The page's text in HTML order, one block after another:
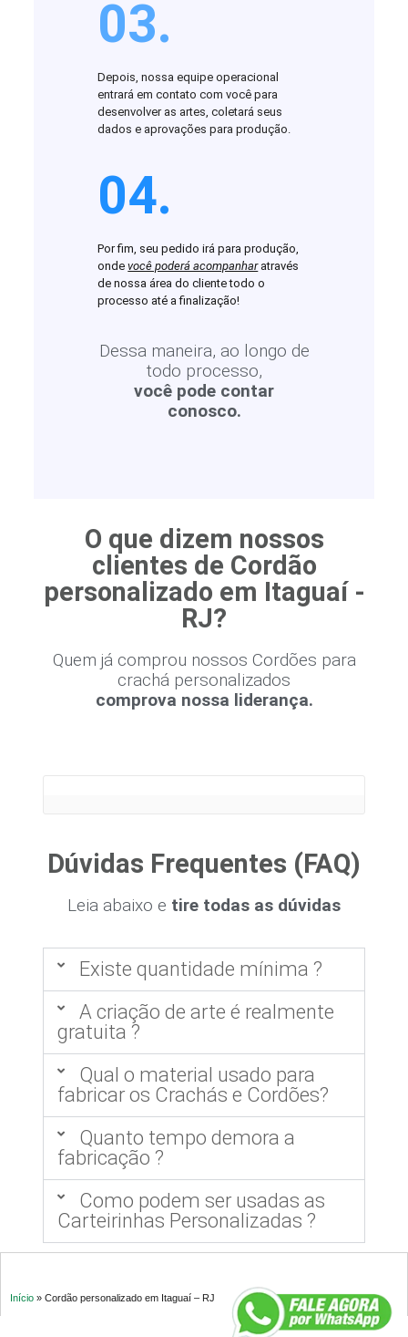
03.
Depois, nossa equipe operacional
entrará em contato com você para
desenvolver as artes, coletará seus
dados e aprovações para produção.
04.
Por fim, seu pedido irá para produção,
ondevocê poderá acompanharatravés
de nossa área do cliente todo o
processo até a finalização!
Dessa maneira, ao longo de
todo processo,
você pode contar
conosco.
O que dizem nossos
clientes de Cordão
personalizado em Itaguaí -
RJ?
Quem já comprou nossos Cordões para
crachá personalizados
comprova nossa liderança.
Dúvidas Frequentes (FAQ)
Leia abaixo e tire todas as dúvidas
Existe quantidade mínima ?
A criação de arte é realmente
gratuita ?
Qual o material usado para
fabricar os Crachás e Cordões?
Quanto tempo demora a
fabricação ?
Como podem ser usadas as
Carteirinhas Personalizadas ?
Início » Cordão personalizado em Itaguaí – RJ